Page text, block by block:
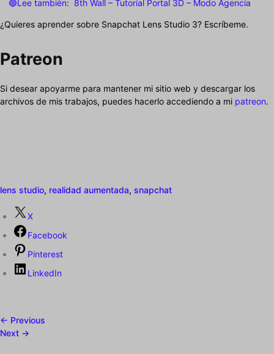
🔵Lee también: 8th Wall – Tutorial Portal 3D – Modo Agencia
¿Quieres aprender sobre Snapchat Lens Studio 3? Escríbeme.
Patreon
Si desear apoyarme para mantener mi sitio web y descargar los
archivos de mis trabajos, puedes hacerlo accediendo a mi patreon.
lens studio, realidad aumentada, snapchat
X
Facebook
Pinterest
LinkedIn
← Previous
Next →